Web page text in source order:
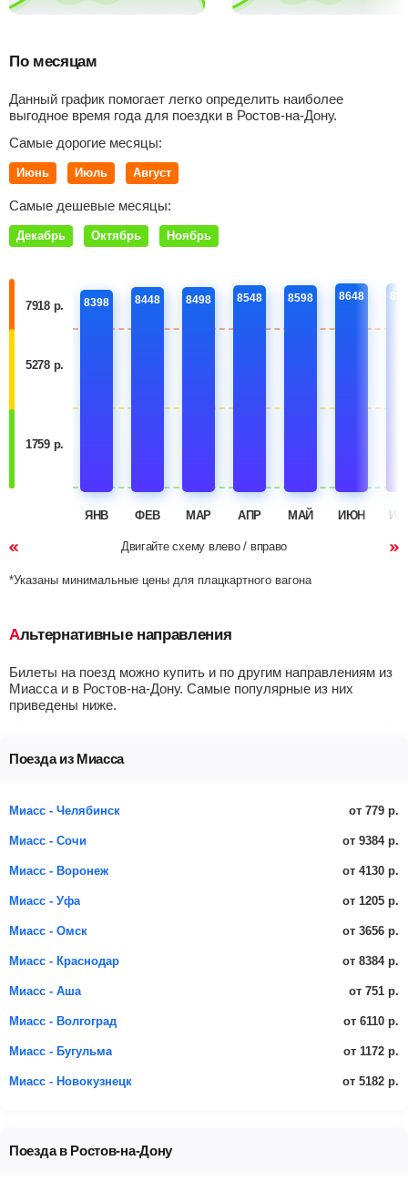
По месяцам
Данный график помогает легко определить наиболее
выгодное время года для поездки в Ростов-на-Дону.
Самые дорогие месяцы:
Июнь Июль Август
Самые дешевые месяцы:
Декабрь Октябрь Ноябрь
7918 р.
5278 р.
1759 р.
8398
ЯНВ
8448
ФЕВ
8498
МАР
8548
АПР
8598
МАЙ
8648
ИЮН
Двигайте схему влево / вправо
*Указаны минимальные цены для плацкартного вагона
Альтернативные направления
Билеты на поезд можно купить и по другим направлениям из
Миасса и в Ростов-на-Дону. Самые популярные из них
приведены ниже.
Поезда из Миасса
Миасс - Челябинск от 779 р.
Миасс - Сочи от 9384 р.
Миасс - Воронеж от 4130 р.
Миасс - Уфа от 1205 р.
Миасс - Омск от 3656 р.
Миасс - Краснодар от 8384 р.
Миасс - Аша от 751 р.
Миасс - Волгоград от 6110 р.
Миасс - Бугульма от 1172 р.
Миасс - Новокузнецк от 5182 р.
Поезда в Ростов-на-Дону